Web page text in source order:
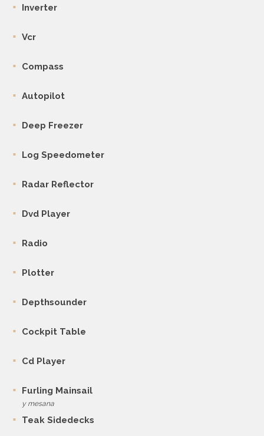
Inverter
Vcr
Compass
Autopilot
Deep Freezer
Log Speedometer
Radar Reflector
Dvd Player
Radio
Plotter
Depthsounder
Cockpit Table
Cd Player
Furling Mainsail
y mesana
Teak Sidedecks